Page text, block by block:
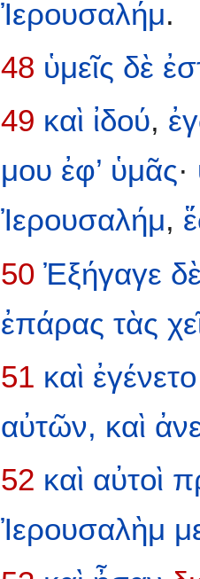
Ἰερουσαλήμ.
48 ὑμεῖς δὲ
49 καὶ ἰδού,
μου ἐφ’ ὑμᾶς·
Ἰερουσαλήμ,
50 Ἐξήγαγε
ἐπάρας τὰς
51 καὶ ἐγένετο
αὐτῶν, καὶ
52 καὶ αὐτοὶ
Ἰερουσαλὴμ